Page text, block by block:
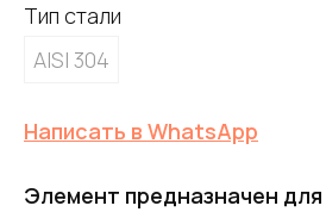
Тип стали
AISI 304
Написать в WhatsApp
Элемент предназначен